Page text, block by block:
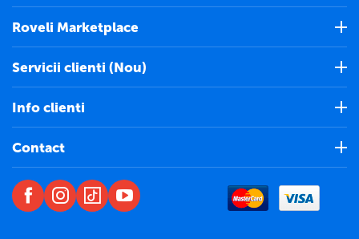
Roveli Marketplace
Servicii clienti (Nou)
Info clienti
Contact